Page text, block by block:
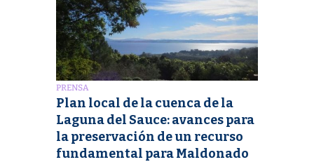
PRENSA
Plan local de la cuenca de la
Laguna del Sauce: avances para
la preservación de un recurso
fundamental para Maldonado